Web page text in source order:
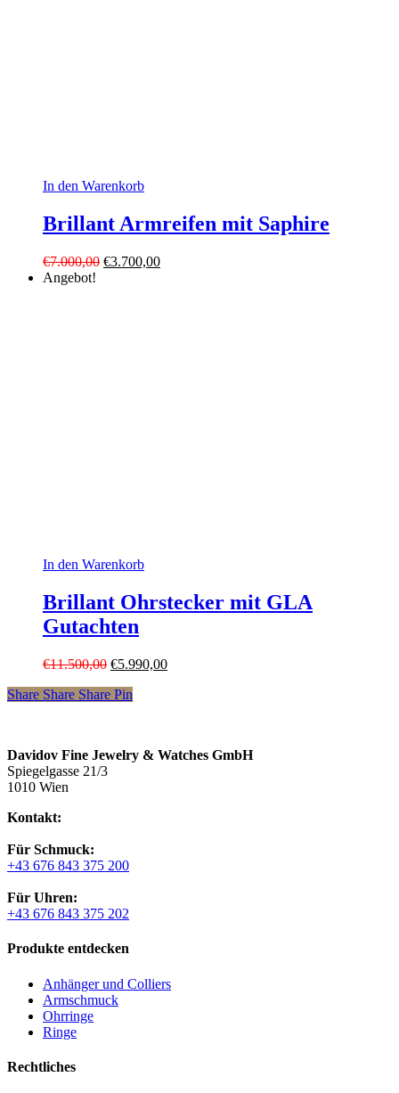
In den Warenkorb
Brillant Armreifen mit Saphire
€7.000,00 Ursprünglicher
€3.700,00Aktueller
Angebot!
In den Warenkorb
Brillant Ohrstecker mit GLA
Gutachten
€11.500,00 Ursprünglicher
war:
€5.990,00Aktueller
Share Share Share Pin
Davidov Fine Jewelry & Watches GmbH
Spiegelgasse 21/3
1010 Wien
Kontakt:
Für Schmuck:
+43 676 843 375 200
Für Uhren:
+43 676 843 375 202
Produkte entdecken
Anhänger und Colliers
Armschmuck
Ohrringe
Ringe
Rechtliches